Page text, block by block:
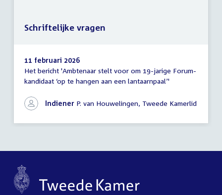
Schriftelijke
vragen
11 februari 2026
Het bericht 'Ambtenaar stelt voor om 19-jarige Forum-
kandidaat ‘op te hangen aan een lantaarnpaal’'
Indiener P. van Houwelingen, Tweede Kamerlid
Schriftelijke vragen